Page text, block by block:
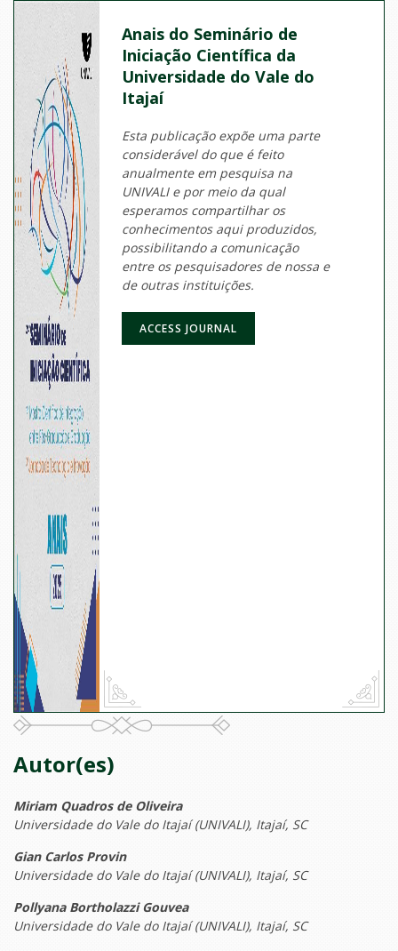
Anais do Seminário de
Iniciação Científica da
Universidade do Vale do
Itajaí
Esta publicação expõe uma parte
considerável do que é feito
anualmente em pesquisa na
UNIVALI e por meio da qual
esperamos compartilhar os
conhecimentos aqui produzidos,
possibilitando a comunicação
entre os pesquisadores de nossa e
de outras instituições.
ACCESS JOURNAL
Autor(es)
Miriam Quadros de Oliveira
Universidade do Vale do Itajaí (UNIVALI), Itajaí, SC
Gian Carlos Provin
Universidade do Vale do Itajaí (UNIVALI), Itajaí, SC
Pollyana Bortholazzi Gouvea
Universidade do Vale do Itajaí (UNIVALI), Itajaí, SC